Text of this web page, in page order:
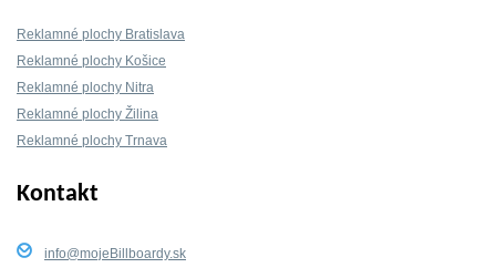
Reklamné plochy Bratislava
Reklamné plochy Košice
Reklamné plochy Nitra
Reklamné plochy Žilina
Reklamné plochy Trnava
Kontakt
info@mojeBillboardy.sk